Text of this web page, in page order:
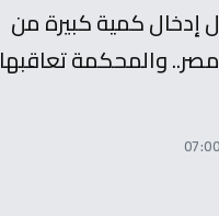
إدخال كمية كبيرة من
والمحكمة تعاقبها